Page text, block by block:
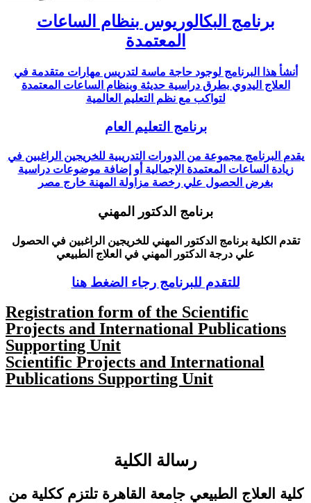
برنامج البكالوريوس بنظام الساعات
المعتمدة
أنشأ هذا البرنامج لوجود حاجة ماسة لتدريس مهارات متقدمة في
العلاج اليدوي بطرق دراسية حديثة وبنظام الساعات المعتمدة
لتواكب مع نظم التعليم العالمية
برنامج التعليم العام
يقدم البرنامج مجموعة من الدورات التدريبية للخريجين الراغبين في
زيادة الساعات المعتمدة الإجمالية أو إضافة موضوعات دراسية
بغرض الحصول علي رخصة مزاولة المهنة خارج مصر
برنامج الدكتور المهني
تقدم الكلية برنامج الدكتور المهني للخريجين الراغبين في الحصول
علي درجة الدكتور المهني في العلاج الطبيعي
للتقدم للبرنامج رجاء الضغط هنا
Registration form of the Scientific
Projects and International Publications
Supporting Unit
Scientific Projects and International
Publications Supporting Unit
رسالة الكلية
كلية العلاج الطبيعي جامعة القاهرة تلتزم ككلية من